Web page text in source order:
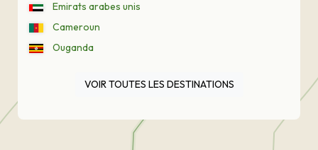
Emirats arabes unis
Cameroun
Ouganda
VOIR TOUTES LES DESTINATIONS